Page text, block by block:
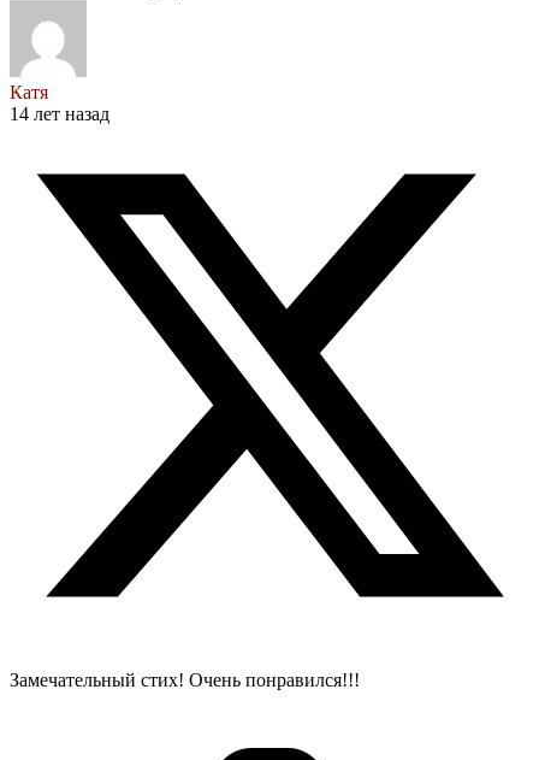
Катя
14 лет назад
Замечательный стих! Очень понравился!!!